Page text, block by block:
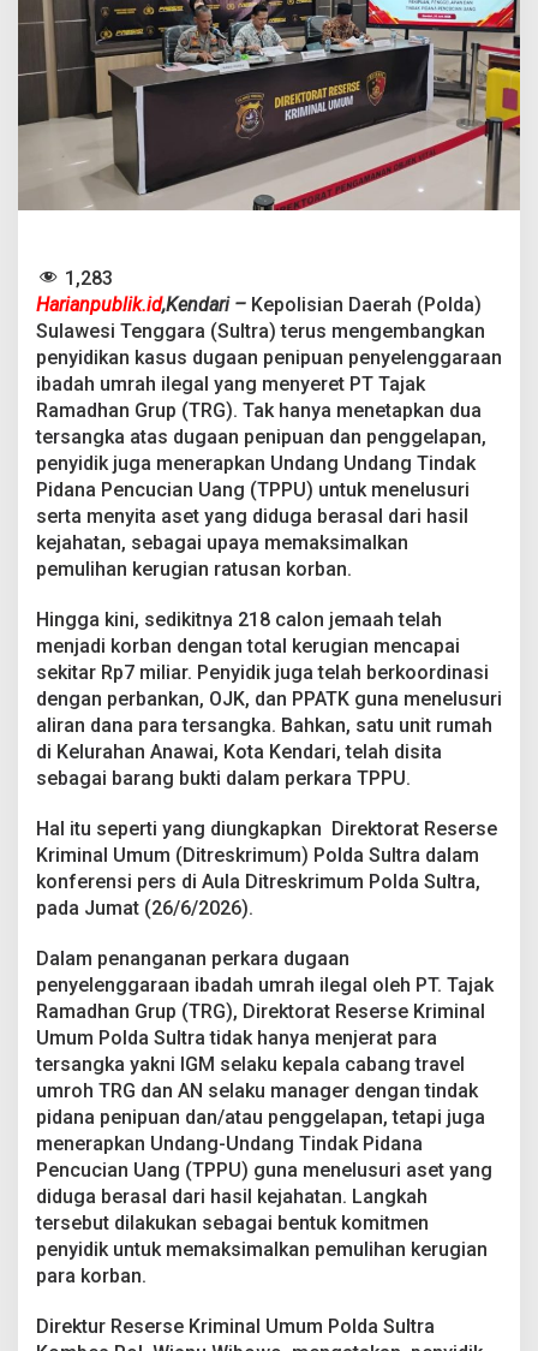
r
K
a
s
g
a
l
R
p
7
M
i
l
a
r
,
P
U
D
i
t
r
a
k
a
u
n
u
k
e
j
a
r
A
e
t
T
e
s
g
k
1,283
Harianpublik.id,Kendari – Kepolisian Daerah (Polda)
Sulawesi Tenggara (Sultra) terus mengembangkan
penyidikan kasus dugaan penipuan penyelenggaraan
ibadah umrah ilegal yang menyeret PT Tajak
Ramadhan Grup (TRG). Tak hanya menetapkan dua
tersangka atas dugaan penipuan dan penggelapan,
penyidik juga menerapkan Undang Undang Tindak
Pidana Pencucian Uang (TPPU) untuk menelusuri
serta menyita aset yang diduga berasal dari hasil
kejahatan, sebagai upaya memaksimalkan
pemulihan kerugian ratusan korban.
Hingga kini, sedikitnya 218 calon jemaah telah
menjadi korban dengan total kerugian mencapai
sekitar Rp7 miliar. Penyidik juga telah berkoordinasi
dengan perbankan, OJK, dan PPATK guna menelusuri
aliran dana para tersangka. Bahkan, satu unit rumah
di Kelurahan Anawai, Kota Kendari, telah disita
sebagai barang bukti dalam perkara TPPU.
Hal itu seperti yang diungkapkan Direktorat Reserse
Kriminal Umum (Ditreskrimum) Polda Sultra dalam
konferensi pers di Aula Ditreskrimum Polda Sultra,
pada Jumat (26/6/2026).
Dalam penanganan perkara dugaan
penyelenggaraan ibadah umrah ilegal oleh PT. Tajak
Ramadhan Grup (TRG), Direktorat Reserse Kriminal
Umum Polda Sultra tidak hanya menjerat para
tersangka yakni IGM selaku kepala cabang travel
umroh TRG dan AN selaku manager dengan tindak
pidana penipuan dan/atau penggelapan, tetapi juga
menerapkan Undang-Undang Tindak Pidana
Pencucian Uang (TPPU) guna menelusuri aset yang
diduga berasal dari hasil kejahatan. Langkah
tersebut dilakukan sebagai bentuk komitmen
penyidik untuk memaksimalkan pemulihan kerugian
para korban.
Direktur Reserse Kriminal Umum Polda Sultra